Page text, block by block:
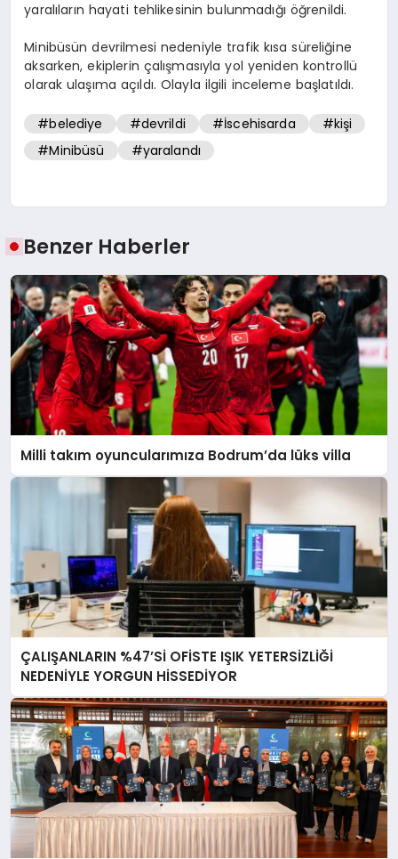
yaralıların hayati tehlikesinin bulunmadığı öğrenildi.
Minibüsün devrilmesi nedeniyle trafik kısa süreliğine
aksarken, ekiplerin çalışmasıyla yol yeniden kontrollü
olarak ulaşıma açıldı. Olayla ilgili inceleme başlatıldı.
#belediye #devrildi #İscehisarda
#kişi
#Minibüsü
#yaralandı
Benzer Haberler
Milli takım oyuncularımıza Bodrum’da lüks villa
ÇALIŞANLARIN %47’Sİ OFİSTE IŞIK YETERSİZLİĞİ
NEDENİYLE YORGUN HİSSEDİYOR